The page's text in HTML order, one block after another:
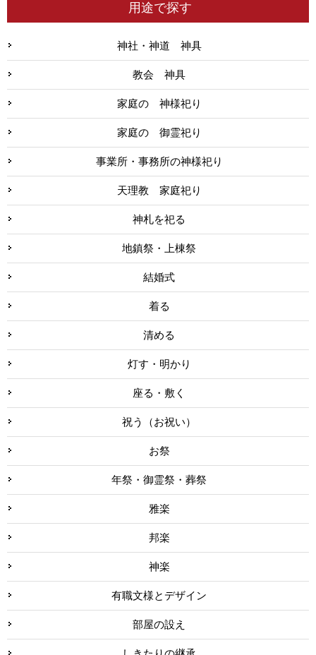
用途で探す
神社・神道 神具
教会 神具
家庭の 神様祀り
家庭の 御霊祀り
事業所・事務所の神様祀り
天理教 家庭祀り
神札を祀る
地鎮祭・上棟祭
結婚式
着る
清める
灯す・明かり
座る・敷く
祝う（お祝い）
お祭
年祭・御霊祭・葬祭
雅楽
邦楽
神楽
有職文様とデザイン
部屋の設え